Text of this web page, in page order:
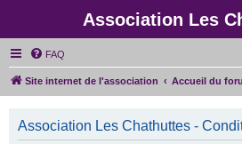
Association Les
FAQ
Site internet de l'association Accueil du
Association Les Chathuttes -